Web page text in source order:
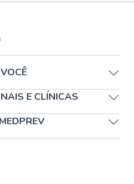
E CLÍNICAS